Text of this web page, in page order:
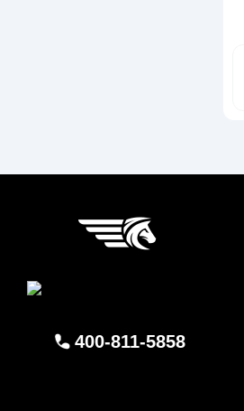
400-811-5858